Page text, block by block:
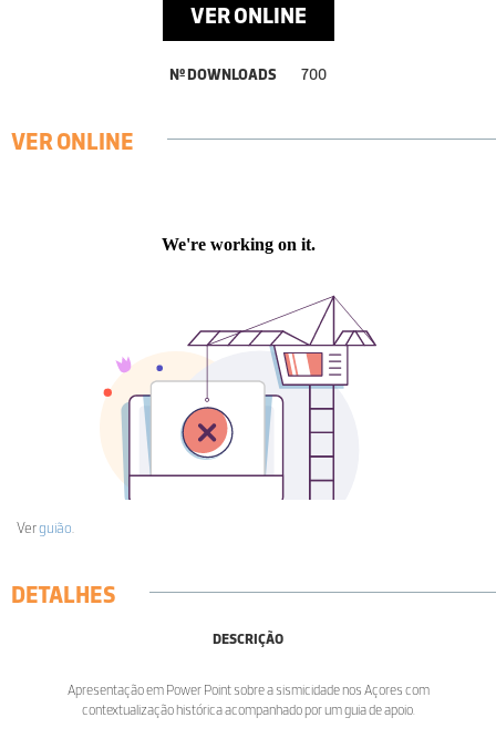
VER ONLINE
Nº DOWNLOADS 700
VER ONLINE
Verguião.
DETALHES
DESCRIÇÃO
Apresentação em Power Point sobre a sismicidade nos Açores com
contextualização histórica acompanhado por um guia de apoio.